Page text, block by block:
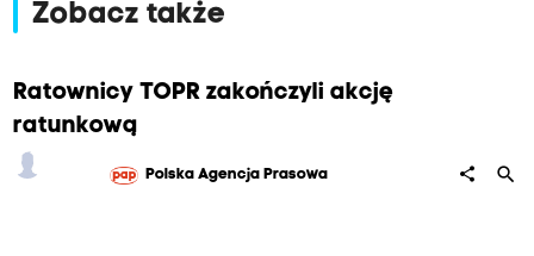
Zobacz także
Ratownicy TOPR zakończyli akcję
ratunkową
Polska Agencja Prasowa share search